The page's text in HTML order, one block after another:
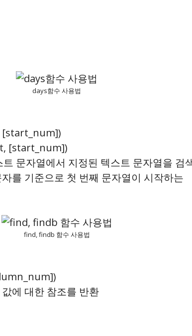
days함수 사용법
[start_num])
[start_num])
문자열에서 지정된 텍스트 문자열을 검
를 기준으로 첫 번째 문자열이 시작하는
find, findb 함수 사용법
에 대한 참조를 반환